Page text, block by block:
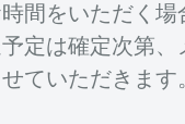
間をいただく場
定は確定次第、
ていただきます